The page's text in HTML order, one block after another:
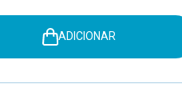
ADICIONAR